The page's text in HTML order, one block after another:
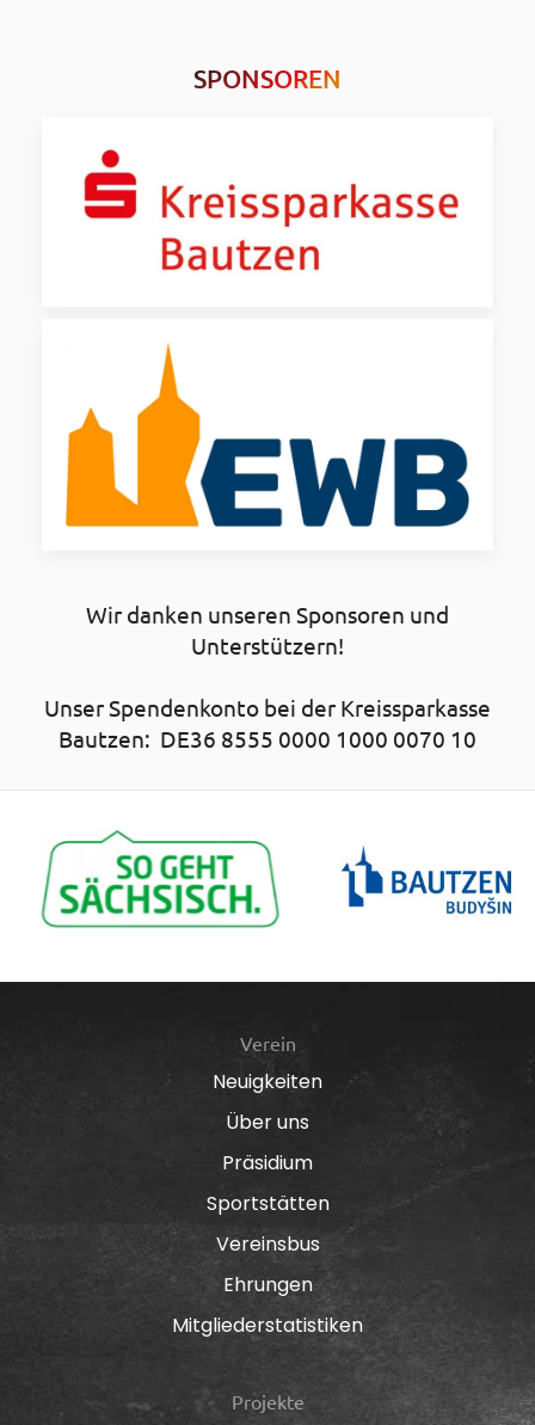
SPONSOREN
Wir danken unseren Sponsoren und
Unterstützern!
Unser Spendenkonto bei der Kreissparkasse
Bautzen: DE36 8555 0000 1000 0070 10
Verein
Neuigkeiten
Über uns
Präsidium
Sportstätten
Vereinsbus
Ehrungen
Mitgliederstatistiken
Projekte